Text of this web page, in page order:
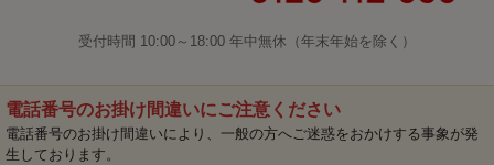
受付時間 10:00～18:00 年中無休（年末年始を除く）
電話番号のお掛け間違いにご注意ください
電話番号のお掛け間違いにより、一般の方へご迷惑をおかけする事象が発
生しております。